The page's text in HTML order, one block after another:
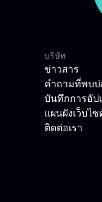
บริษัท
ข่าวสาร
คำถามที่พบบ่
บันทึกการอัป
แผนผังเว็บไซ
ติดต่อเรา